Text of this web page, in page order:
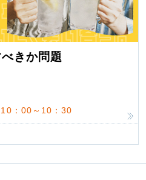
きか問題
：00～10：30